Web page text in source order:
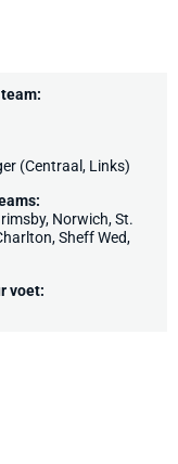
(Centraal, Links)
, Norwich,St.
,Sheff Wed,
voet: